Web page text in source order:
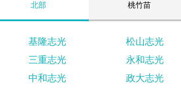
北部 桃竹苗
基隆志光 松山志光
三重志光
永和志光
中和志光
政大志光